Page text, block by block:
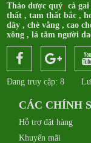
Thảo dược quý:cà gai
thất ,tam thất bắc ,
dây ,chè vằng ,cao
xông ,lá tắm người
Đang truy cập: 8
CÁC CHÍNH
Hỗ trợ đặt hàng
Khuyến mãi